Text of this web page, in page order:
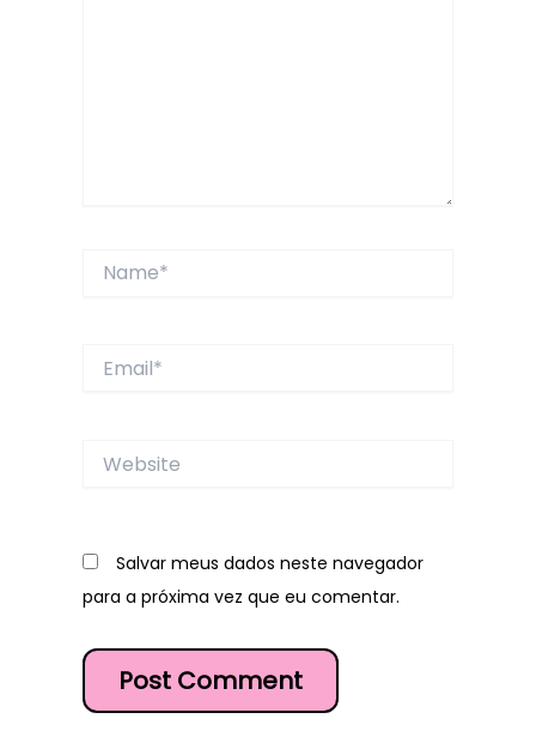
Website
Salvar meus dados neste navegador
para a próxima vez que eu comentar.